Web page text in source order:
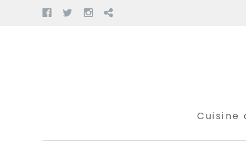
FacebookTwitter
Instagram
Pinterest